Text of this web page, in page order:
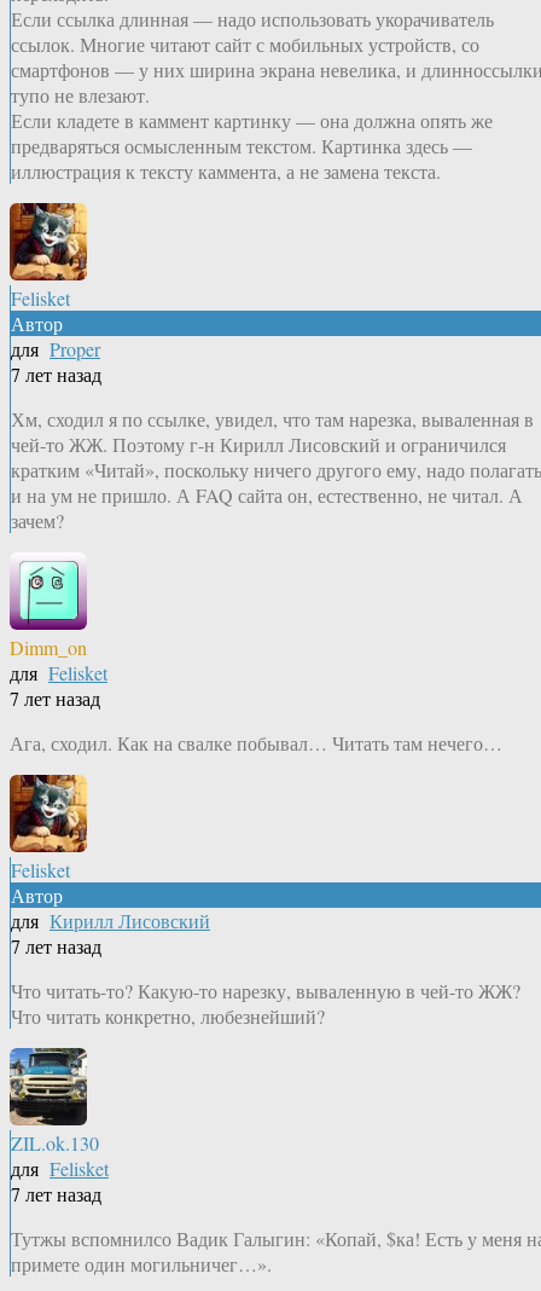
Если ссылка длинная — надо использовать укорачиватель
ссылок. Многие читают сайт с мобильных устройств, со
смартфонов — у них ширина экрана невелика, и
тупо не влезают.
Если кладете в каммент картинку — она должна опять же
предваряться осмысленным текстом. Картинка здесь —
иллюстрация к тексту каммента, а не замена текста.
Felisket
Автор
для Proper
7 лет назад
Хм, сходил я по ссылке, увидел, что там нарезка, вываленная в
чей-то ЖЖ. Поэтому г-н Кирилл Лисовский и ограничился
кратким «Читай», поскольку ничего другого ему, надо
и на ум не пришло. А FAQ сайта он, естественно, не читал. А
зачем?
Dimm_on
для Felisket
7 лет назад
Ага, сходил. Как на свалке побывал… Читать там нечего…
Felisket
Автор
для Кирилл Лисовский
7 лет назад
Что читать-то? Какую-то нарезку, вываленную в чей-то ЖЖ?
Что читать конкретно, любезнейший?
ZIL.ok.130
для Felisket
7 лет назад
Тутжы вспомнилсо Вадик Галыгин: «Копай, $ка! Есть у меня
примете один могильничег…».